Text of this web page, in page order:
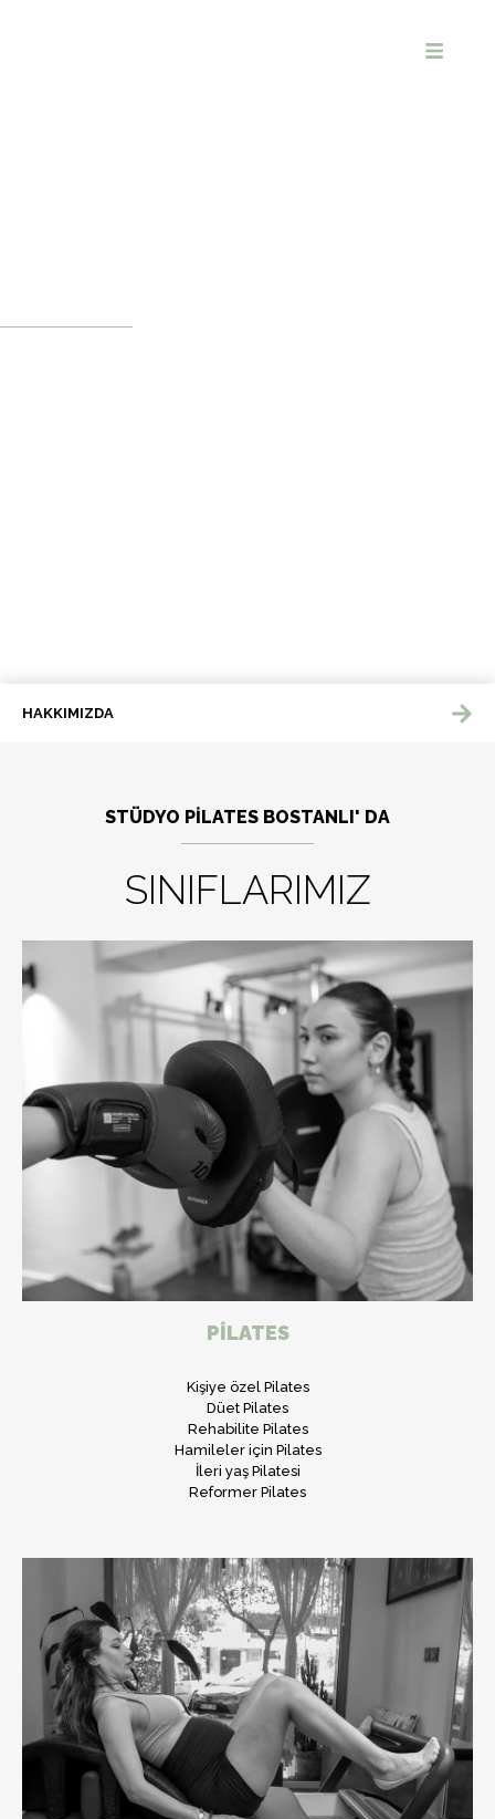
HAKKIMIZDA
STÜDYO PİLATES BOSTANLI' DA
SINIFLARIMIZ
PİLATES
Kişiye özel Pilates
Düet Pilates
Rehabilite Pilates
Hamileler için Pilates
İleri yaş Pilatesi
Reformer Pilates